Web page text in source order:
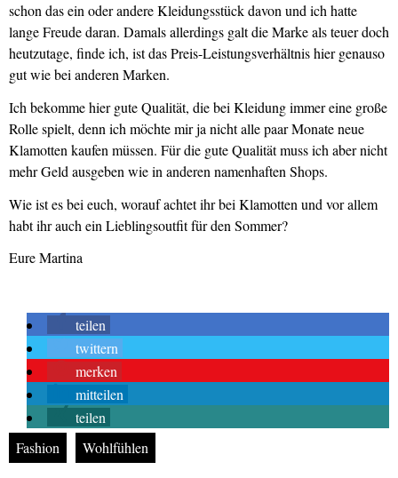
schon das ein oder andere Kleidungsstück davon und ich hatte
lange Freude daran. Damals allerdings galt die Marke als teuer doch
heutzutage, finde ich, ist das Preis-Leistungsverhältnis hier genauso
gut wie bei anderen Marken.
Ich bekomme hier gute Qualität, die bei Kleidung immer eine große
Rolle spielt, denn ich möchte mir ja nicht alle paar Monate neue
Klamotten kaufen müssen. Für die gute Qualität muss ich aber nicht
mehr Geld ausgeben wie in anderen namenhaften Shops.
Wie ist es bei euch, worauf achtet ihr bei Klamotten und vor allem
habt ihr auch ein Lieblingsoutfit für den Sommer?
Eure Martina
teilen
twittern
merken
mitteilen
teilen
Fashion
Wohlfühlen